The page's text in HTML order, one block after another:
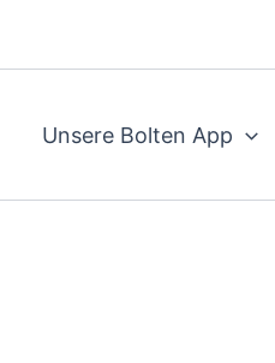
Unsere Bolten App